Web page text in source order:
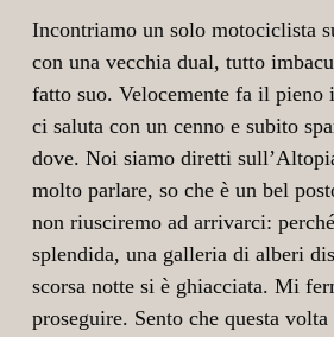
Incontriamo un solo motociclista
con una vecchia dual, tutto
fatto suo. Velocemente fa il pieno
ci saluta con un cenno e subito
dove. Noi siamo diretti
molto parlare, so che è un bel
non riusciremo ad arrivarci:
splendida, una galleria di alberi
scorsa notte si è ghiacciata. Mi
proseguire. Sento che questa